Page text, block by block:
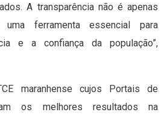
A transparência não é apenas
ferramenta essencial para
e a confiança da população”,
maranhense cujos Portais de
os melhores resultados na